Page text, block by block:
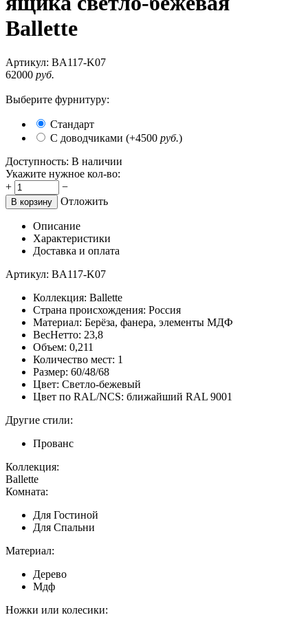
Ballette
Артикул: BA117-K07
62000 руб.
Выберите фурнитуру:
Стандарт
С доводчиками (+4500 руб.)
Доступность: В наличии
Укажите нужное кол-во:
+
−
В корзину Отложить
Описание
Характеристики
Доставка и оплата
Артикул: BA117-K07
Коллекция: Ballette
Страна происхождения: Россия
Материал: Берёза, фанера, элементы МДФ
ВесНетто: 23,8
Объем: 0,211
Количество мест: 1
Размер: 60/48/68
Цвет: Светло-бежевый
Цвет по RAL/NCS: ближайший RAL 9001
Другие стили:
Прованс
Коллекция:
Ballette
Комната:
Для Гостиной
Для Спальни
Материал:
Дерево
Мдф
Ножки или колесики: